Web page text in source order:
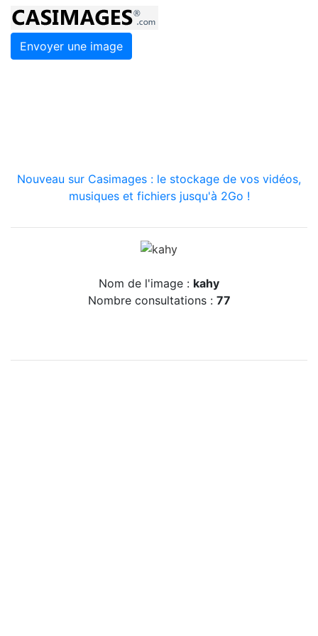
Envoyer une image
Nouveau sur Casimages : le stockage de vos vidéos,
musiques et fichiers jusqu'à 2Go !
Nom de l'image : kahy
Nombre consultations : 77